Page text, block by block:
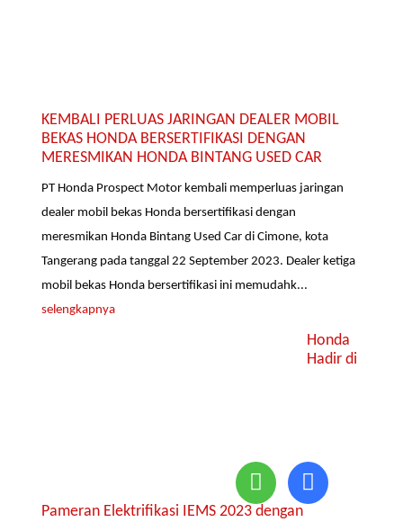
KEMBALI PERLUAS JARINGAN DEALER MOBIL
BEKAS HONDA BERSERTIFIKASI DENGAN
MERESMIKAN HONDA BINTANG USED CAR
PT Honda Prospect Motor kembali memperluas jaringan
dealer mobil bekas Honda bersertifikasi dengan
meresmikan Honda Bintang Used Car di Cimone, kota
Tangerang pada tanggal 22 September 2023. Dealer ketiga
mobil bekas Honda bersertifikasi ini memudahk...
selengkapnya
Honda
Hadir di
Pameran Elektrifikasi IEMS 2023 dengan